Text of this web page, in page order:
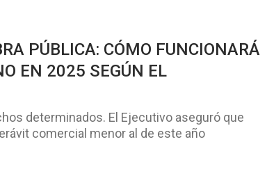
PÚBLICA: CÓMO FUNCIONARÁ
EN 2025 SEGÚN EL
determinados. El Ejecutivo aseguró que
comercial menor al de este año